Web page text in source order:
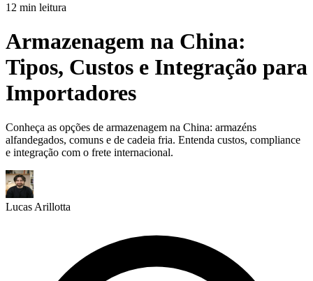
12 min leitura
Armazenagem na China:
Tipos, Custos e Integração para
Importadores
Conheça as opções de armazenagem na China: armazéns
alfandegados, comuns e de cadeia fria. Entenda custos, compliance
e integração com o frete internacional.
Lucas Arillotta